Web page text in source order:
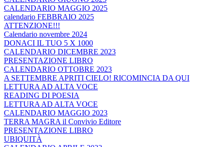
CALENDARIO MAGGIO 2025
calendario FEBBRAIO 2025
ATTENZIONE!!!
Calendario novembre 2024
DONACI IL TUO 5 X 1000
CALENDARIO DICEMBRE 2023
PRESENTAZIONE LIBRO
CALENDARIO OTTOBRE 2023
A SETTEMBRE APRITI CIELO! RICOMINCIA DA QUI
LETTURA AD ALTA VOCE
READING DI POESIA
LETTURA AD ALTA VOCE
CALENDARIO MAGGIO 2023
TERRA MAGRA il Convivio Editore
PRESENTAZIONE LIBRO
UBIQUITÀ